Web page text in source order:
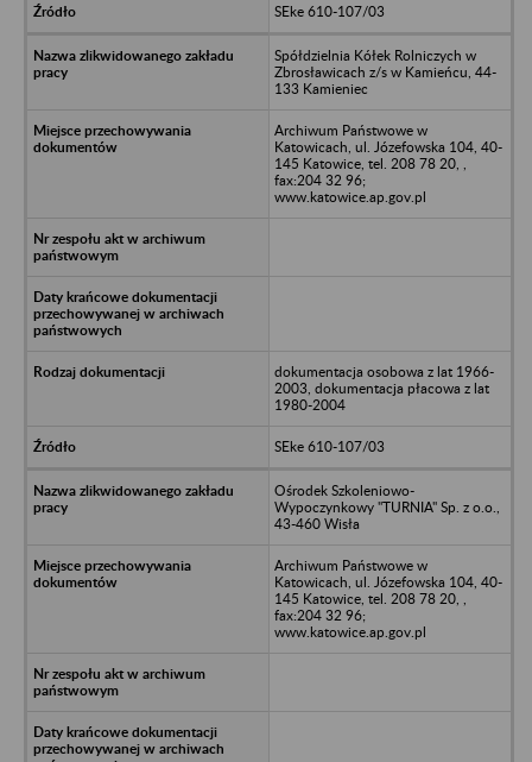
SEke 610-107/03
Spółdzielnia Kółek Rolniczych w
Zbrosławicach z/s w Kamieńcu, 44-
133 Kamieniec
Archiwum Państwowe w
Katowicach, ul. Józefowska 104, 40-
145 Katowice, tel. 208 78 20, ,
fax:204 32 96;
www.katowice.ap.gov.pl
dokumentacja osobowa z lat 1966-
2003, dokumentacja płacowa z lat
1980-2004
SEke 610-107/03
Ośrodek Szkoleniowo-
Wypoczynkowy "TURNIA" Sp. z o.o.,
43-460 Wisła
Archiwum Państwowe w
Katowicach, ul. Józefowska 104, 40-
145 Katowice, tel. 208 78 20, ,
fax:204 32 96;
www.katowice.ap.gov.pl